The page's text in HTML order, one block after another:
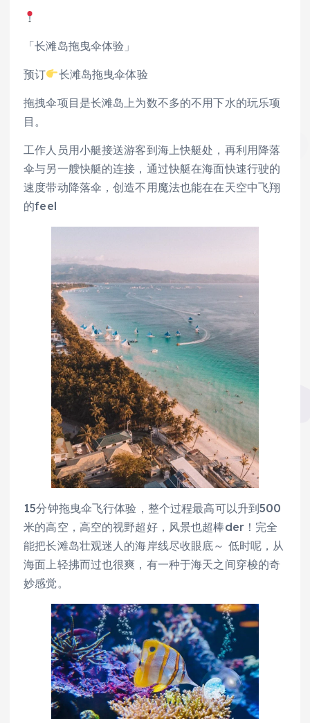
「长滩岛拖曳伞体验」
预订 长滩岛拖曳伞体验
拖拽伞项目是长滩岛上为数不多的不用下水的玩乐项
目。
工作人员用小艇接送游客到海上快艇处，再利用降落
伞与另一艘快艇的连接，通过快艇在海面快速行驶的
速度带动降落伞，创造不用魔法也能在在天空中飞翔
的feel
15分钟拖曳伞飞行体验，整个过程最高可以升到500
米的高空，高空的视野超好，风景也超棒der！完全
能把长滩岛壮观迷人的海岸线尽收眼底～ 低时呢，从
海面上轻拂而过也很爽，有一种于海天之间穿梭的奇
妙感觉。